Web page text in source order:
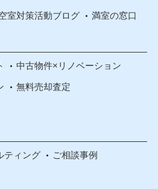
室対策活動ブログ 満室の窓口
中古物件×リノベーション
無料売却査定
ティング ご相談事例